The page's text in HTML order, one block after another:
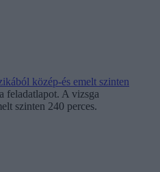
közép-és emelt szinten
feladatlapot. A vizsga
szinten 240 perces.